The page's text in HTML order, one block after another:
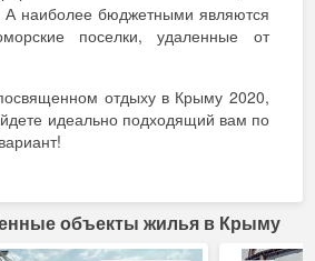
А наиболее бюджетными являются
поселки, удаленные от
отдыху в Крыму 2020,
идеально подходящий вам по
объекты жилья в Крыму